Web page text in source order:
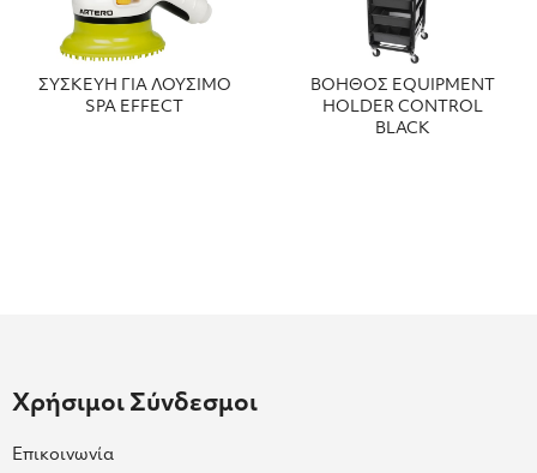
ΣΥΣΚΕΥΗ ΓΙΑ ΛΟΥΣΙΜΟ
SPA EFFECT
ΒΟΗΘΟΣ EQUIPMENT
HOLDER CONTROL
BLACK
Χρήσιμοι Σύνδεσμοι
Επικοινωνία